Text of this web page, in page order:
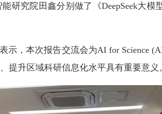
研究院田鑫分别做了《DeepSeek大
示，本次报告交流会为AI for Science
提升区域科研信息化水平具有重要意义